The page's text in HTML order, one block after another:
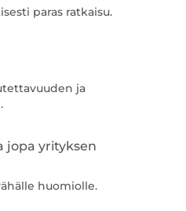
paras ratkaisu.
ja
jopa yrityksen
huomiolle.